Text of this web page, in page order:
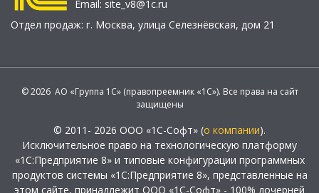
Email: site_v8@1c.ru
Отдел продаж: г. Москва, улица Селезнёвская, дом 21
© 2026 АО «Группа 1С» (правопреемник «1С»). Все права на сайт
защищены
© 2011- 2026 ООО «1С-Софт» (о компании).
Исключительное право на технологическую платформу
«1С:Предприятие 8» и типовые конфигурации программных
продуктов системы «1С:Предприятие 8», представленные на
этом сайте, принадлежит ООО «1С-Софт» - 100% дочерней